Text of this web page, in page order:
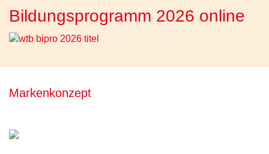
Bildungsprogramm 2026 online
Markenkonzept